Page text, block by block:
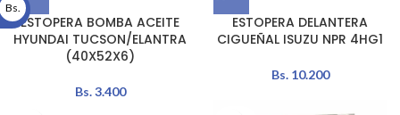
ESTOPERA BOMBA ACEITE
HYUNDAI TUCSON/ELANTRA
(40X52X6)
Bs.3.400
ESTOPERA DELANTERA
CIGUEÑAL ISUZU NPR 4HG1
Bs.10.200
Bs.